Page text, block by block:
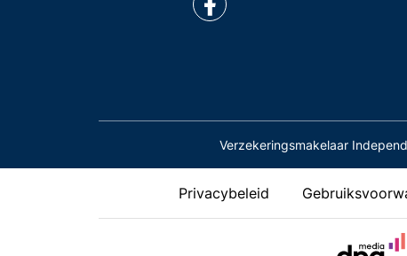
Verzekeringsmakelaar
Privacybeleid